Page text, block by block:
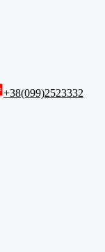
+38(099)2523332